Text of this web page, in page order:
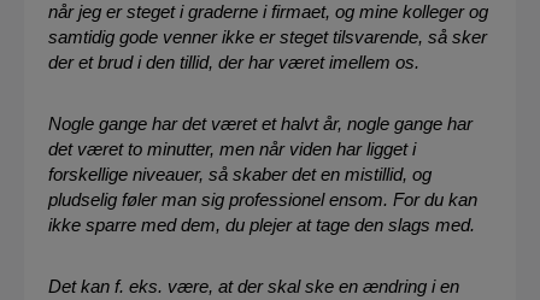
når jeg er steget i graderne i firmaet, og mine kolleger og
samtidig gode venner ikke er steget tilsvarende, så sker
der et brud i den tillid, der har været imellem os.
Nogle gange har det været et halvt år, nogle gange har
det været to minutter, men når viden har ligget i
forskellige niveauer, så skaber det en mistillid, og
pludselig føler man sig professionel ensom. For du kan
ikke sparre med dem, du plejer at tage den slags med.
Det kan f. eks. være, at der skal ske en ændring i en